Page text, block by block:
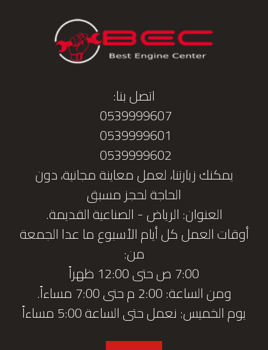
اتصل بنا:
0539999607
0539999601
0539999602
يمكنك زيارتنا، لعمل معاينة مجانية، دون
الحاجة لحجز مسبق
العنوان: الرياض - الصناعية القديمة.
أوقات العمل كل أيام الأسبوع ما عدا الجمعة
من:
7:00 ص حتى 12:00 ظهراً
ومن الساعة: 2:00 م حتى 7:00 مساءاً.
يوم الخميس: نعمل حتى الساعة 5:00 مساءاً